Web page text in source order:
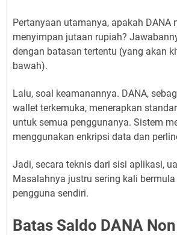
Pertanyaan utamanya, apakah DANA
menyimpan jutaan rupiah?
dengan batasan tertentu (yang akan
bawah).
Lalu, soal keamanannya. DANA,
wallet terkemuka, menerapkan
untuk semua penggunanya. Sistem
menggunakan enkripsi data dan
Jadi, secara teknis dari sisi aplikasi,
Masalahnya justru sering kali
pengguna sendiri.
Batas Saldo DANA